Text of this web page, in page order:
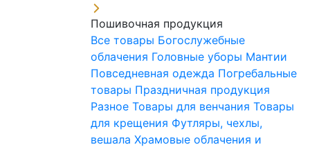
Пошивочная продукция
Все товары Богослужебные
облачения Головные уборы Мантии
Повседневная одежда Погребальные
товары Праздничная продукция
Разное Товары для венчания Товары
для крещения Футляры, чехлы,
вешала Храмовые облачения и